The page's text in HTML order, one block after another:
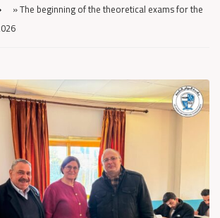
»The beginning of the theoretical exams for the